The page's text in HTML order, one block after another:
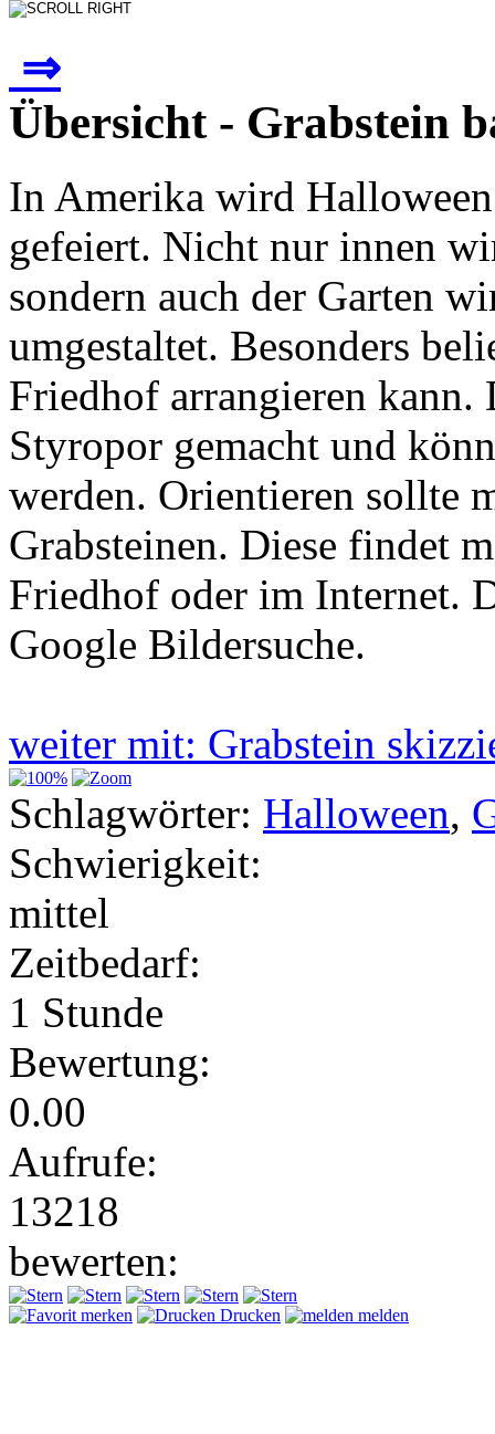
⇒
Übersicht - Grabstein
In Amerika wird
gefeiert. Nicht nur innen
sondern auch der Garten
umgestaltet. Besonders
Friedhof arrangieren kann.
Styropor gemacht und
werden. Orientieren sollte
Grabsteinen. Diese findet
Friedhof oder im Internet.
Google Bildersuche.
weiter mit: Grabstein
Schlagwörter: Halloween,
Schwierigkeit:
mittel
Zeitbedarf:
1 Stunde
Bewertung:
0.00
Aufrufe:
13218
bewerten:
merken Drucken melden